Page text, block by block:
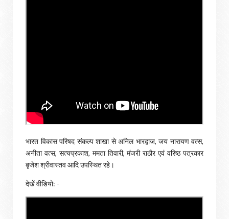
भारत विकास परिषद संकल्प शाखा से अनिल भारद्वाज, जय नारायण वत्स,
अनीता वत्स, सत्यप्रकाश, ममता तिवारी, मंजरी राठौर एवं वरिष्ठ पत्रकार
बृजेश श्रीवास्तव आदि उपस्थित रहे।
देखें वीडियो: -